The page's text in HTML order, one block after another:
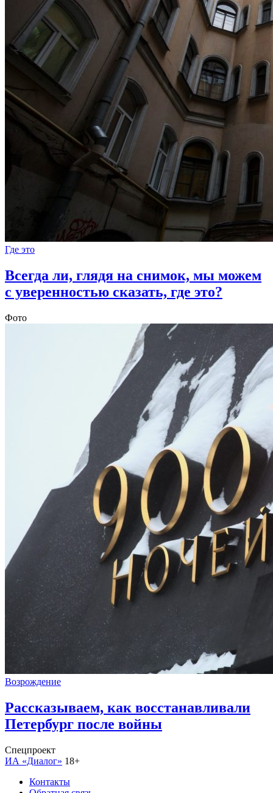
Где это
Всегда ли, глядя на снимок, мы можем
с уверенностью сказать, где это?
Фото
Возрождение
Рассказываем, как восстанавливали
Петербург после войны
Спецпроект
ИА «Диалог» 18+
Контакты